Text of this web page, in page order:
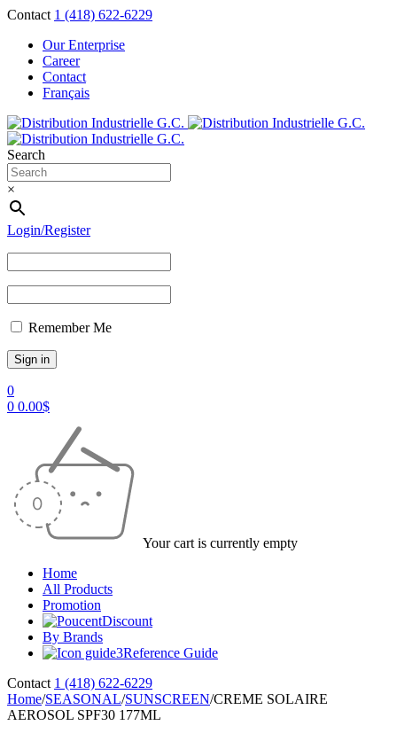
Contact 1 (418) 622-6229
Our Enterprise
Career
Contact
Français
Search
×
Login/Register
Remember Me
0
0 0.00$
Your cart is currently empty
Home
All Products
Promotion
Discount
By Brands
Reference Guide
Contact 1 (418) 622-6229
Home/SEASONAL/SUNSCREEN/CREME SOLAIRE
AEROSOL SPF30 177ML